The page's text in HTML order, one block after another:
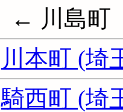
← 川島町
川本町 (埼
騎西町 (埼